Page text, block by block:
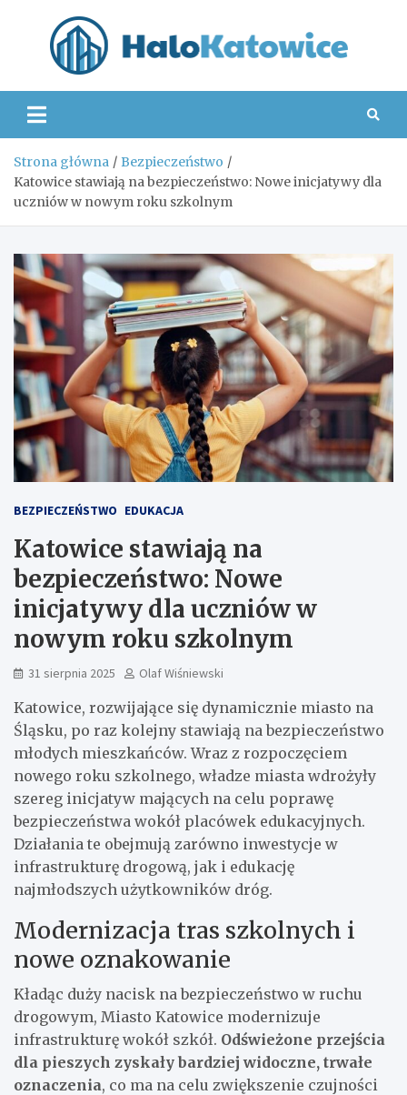
Strona główna
Bezpieczeństwo
Katowice stawiają na bezpieczeństwo: Nowe inicjatywy dla
uczniów w nowym roku szkolnym
BEZPIECZEŃSTWO EDUKACJA
Katowice stawiają na
bezpieczeństwo: Nowe
inicjatywy dla uczniów w
nowym roku szkolnym
31 sierpnia 2025 Olaf Wiśniewski
Katowice, rozwijające się dynamicznie miasto na
Śląsku, po raz kolejny stawiają na bezpieczeństwo
młodych mieszkańców. Wraz z rozpoczęciem
nowego roku szkolnego, władze miasta wdrożyły
szereg inicjatyw mających na celu poprawę
bezpieczeństwa wokół placówek edukacyjnych.
Działania te obejmują zarówno inwestycje w
infrastrukturę drogową, jak i edukację
najmłodszych użytkowników dróg.
Modernizacja tras szkolnych i
nowe oznakowanie
Kładąc duży nacisk na bezpieczeństwo w ruchu
drogowym, Miasto Katowice modernizuje
infrastrukturę wokół szkół. Odświeżone przejścia
dla pieszych zyskały bardziej widoczne, trwałe
oznaczenia, co ma na celu zwiększenie czujności